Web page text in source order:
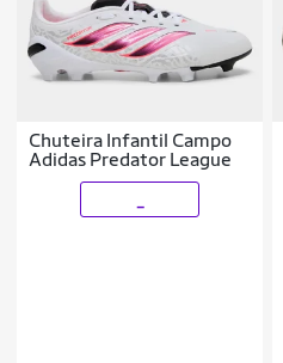
Chuteira Infantil Campo
Adidas Predator League